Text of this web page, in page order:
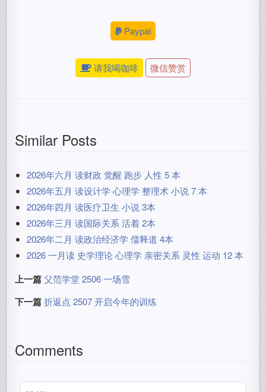
Paypal
请我喝咖啡 微信赞赏
Similar Posts
2026年六月 读财政 觉醒 跑步 人性 5 本
2026年五月 读设计学 心理学 整理术 小说 7 本
2026年四月 读医疗卫生 小说 3本
2026年三月 读国际关系 活着 2本
2026年二月 读政治经济学 儒释道 4本
2026 一月读 史学理论 心理学 亲密关系 灵性 运动 12 本
上一篇 父范学堂 2506 一场雪
下一篇 折返点 2507 开启今年的训练
Comments